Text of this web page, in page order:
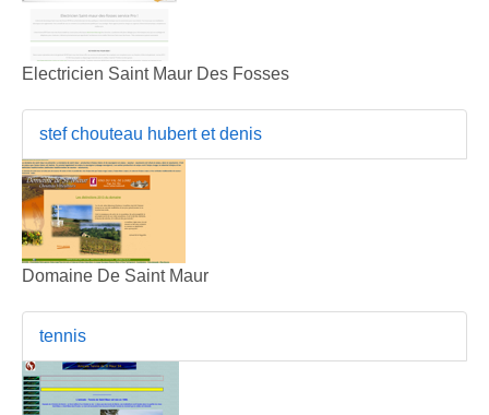
Electricien Saint Maur Des Fosses
stef chouteau hubert et denis
Domaine De Saint Maur
tennis